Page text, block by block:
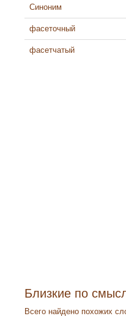
Синоним
фасеточный
фасетчатый
Близкие по
Всего найдено похожих